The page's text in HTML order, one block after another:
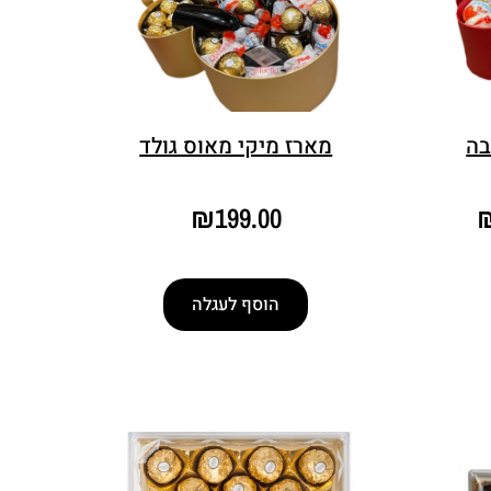
מארז מיקי מאוס גולד
₪199.00
הוסף לעגלה